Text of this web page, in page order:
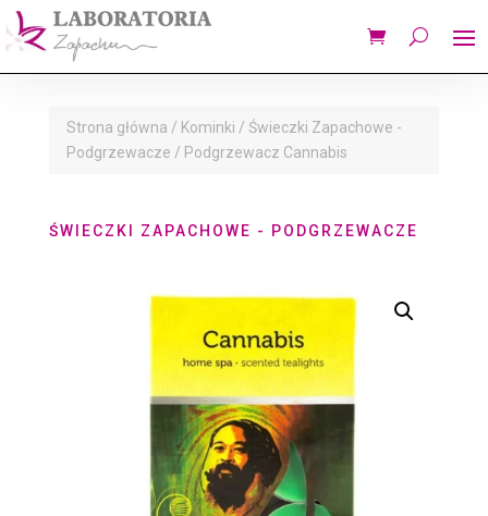
Strona główna / Kominki / Świeczki Zapachowe -
Podgrzewacze / Podgrzewacz Cannabis
ŚWIECZKI ZAPACHOWE - PODGRZEWACZE